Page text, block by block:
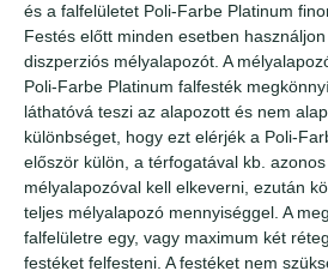
és a falfelületet Poli-Farbe Platinum
Festés előtt minden esetben
diszperziós mélyalapozót. A
Poli-Farbe Platinum falfesték
láthatóvá teszi az alapozott és nem
különbséget, hogy ezt elérjék a Poli-
először külön, a térfogatával kb.
mélyalapozóval kell elkeverni, ezután
teljes mélyalapozó mennyiséggel. A
falfelületre egy, vagy maximum két
festéket felfesteni. A festéket nem